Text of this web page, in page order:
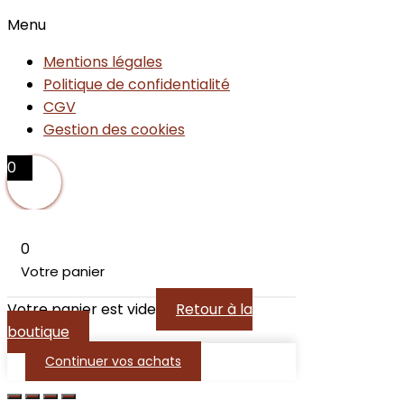
Menu
Mentions légales
Politique de confidentialité
CGV
Gestion des cookies
0
0
Votre panier
Votre panier est vide
Retour à la
boutique
Continuer vos achats